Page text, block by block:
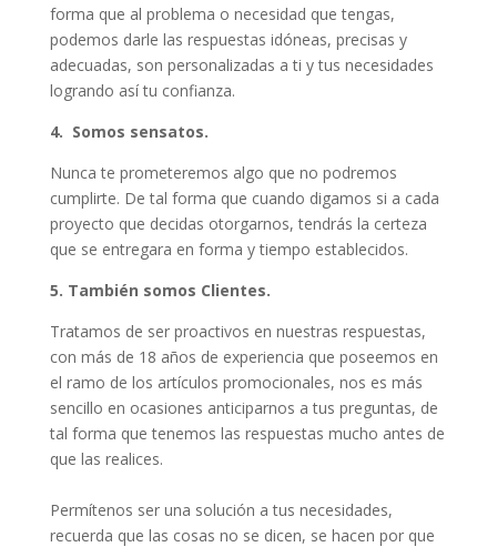
forma que al problema o necesidad que tengas,
podemos darle las respuestas idóneas, precisas y
adecuadas, son personalizadas a ti y tus necesidades
logrando así tu confianza.
4. Somos sensatos.
Nunca te prometeremos algo que no podremos
cumplirte. De tal forma que cuando digamos si a cada
proyecto que decidas otorgarnos, tendrás la certeza
que se entregara en forma y tiempo establecidos.
5. También somos Clientes.
Tratamos de ser proactivos en nuestras respuestas,
con más de 18 años de experiencia que poseemos en
el ramo de los artículos promocionales, nos es más
sencillo en ocasiones anticiparnos a tus preguntas, de
tal forma que tenemos las respuestas mucho antes de
que las realices.
Permítenos ser una solución a tus necesidades,
recuerda que las cosas no se dicen, se hacen por que